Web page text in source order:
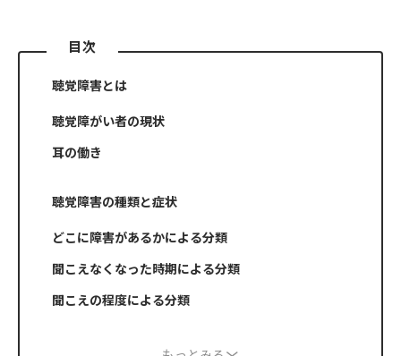
目次
聴覚障害とは
聴覚障がい者の現状
耳の働き
聴覚障害の種類と症状
どこに障害があるかによる分類
聞こえなくなった時期による分類
聞こえの程度による分類